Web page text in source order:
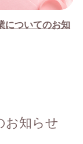
についてのお知
お知らせ